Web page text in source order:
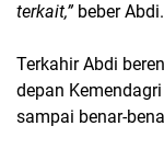
terkait,”beber Abdi.
Terkahir Abdi
depan
sampai benar-